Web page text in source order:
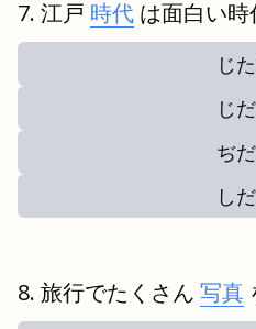
江戸 時代 は面白い時
じ
じ
ぢ
し
旅行でたくさん 写真